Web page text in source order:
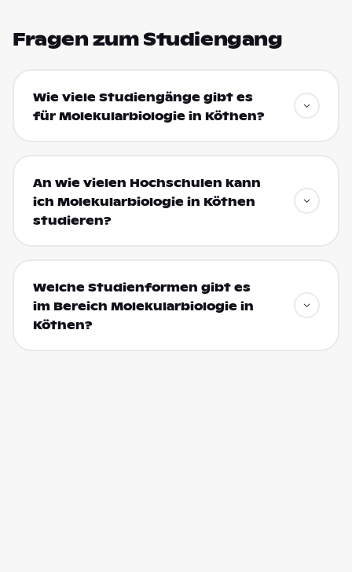
Fragen zum Studiengang
Wie viele Studiengänge gibt es
für Molekularbiologie in Köthen?
An wie vielen Hochschulen kann
ich Molekularbiologie in Köthen
studieren?
Welche Studienformen gibt es
im Bereich Molekularbiologie in
Köthen?